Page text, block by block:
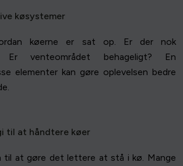
køsystemer
køerne er sat op. Er der nok
Er venteområdet behageligt? En
elementer kan gøre oplevelsen bedre
til at håndtere køer
til at gøre det lettere at stå i kø. Mange